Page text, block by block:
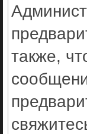
также,